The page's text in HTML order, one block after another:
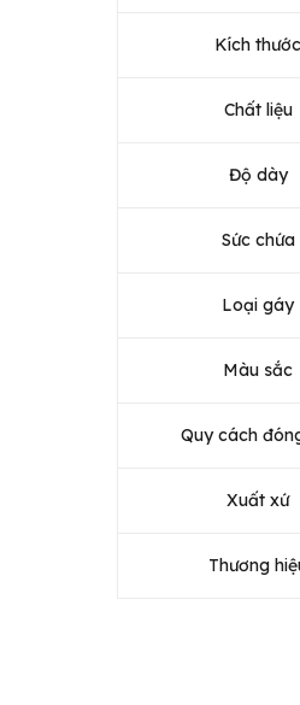
Kích thước
Chất liệu
Độ dày
Sức chứa
Loại gáy
Màu sắc
Quy cách
Xuất xứ
Thương